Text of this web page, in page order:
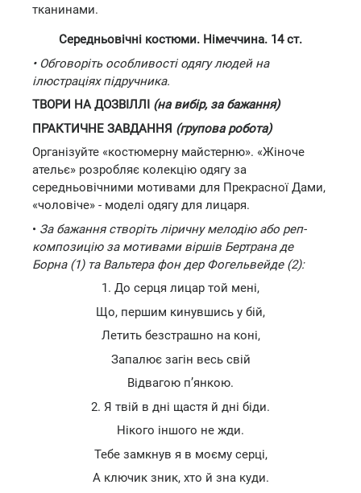
тканинами.
Середньовічні костюми. Німеччина. 14 ст.
• Обговоріть особливості одягу людей на
ілюстраціях підручника.
ТВОРИ НА ДОЗВІЛЛІ (на вибір, за бажання)
ПРАКТИЧНЕ ЗАВДАННЯ (групова робота)
Організуйте «костюмерну майстерню». «Жіноче
ательє» розробляє колекцію одягу за
середньовічними мотивами для Прекрасної Дами,
«чоловіче» - моделі одягу для лицаря.
• За бажання створіть ліричну мелодію або реп-
композицію за мотивами віршів Бертрана де
Борна (1) та Вальтера фон дер Фогельвейде (2):
1. До серця лицар той мені,
Що, першим кинувшись у бій,
Летить безстрашно на коні,
Запалює загін весь свій
Відвагою п’янкою.
2. Я твій в дні щастя й дні біди.
Нікого іншого не жди.
Тебе замкнув я в моєму серці,
А ключик зник, хто й зна куди.